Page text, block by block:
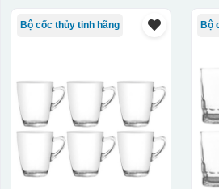
Kiểu in:
In lưới
Bộ cốc thủy tinh hãng Bộ